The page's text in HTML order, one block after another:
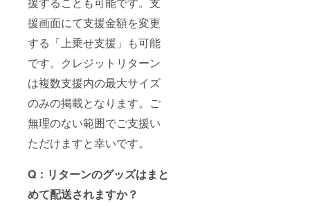
援画面にて支援金額を変更
する「上乗せ支援」も可能
です。クレジットリターン
は複数支援内の最大サイズ
のみの掲載となります。ご
無理のない範囲でご支援い
ただけますと幸いです。
Q：リターンのグッズはまと
めて配送されますか？